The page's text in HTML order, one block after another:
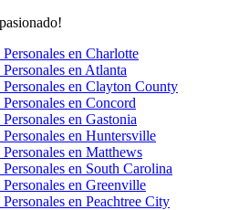
en Charlotte
en Atlanta
en Clayton County
en Concord
en Gastonia
en Huntersville
en Matthews
en South Carolina
en Greenville
en Peachtree City